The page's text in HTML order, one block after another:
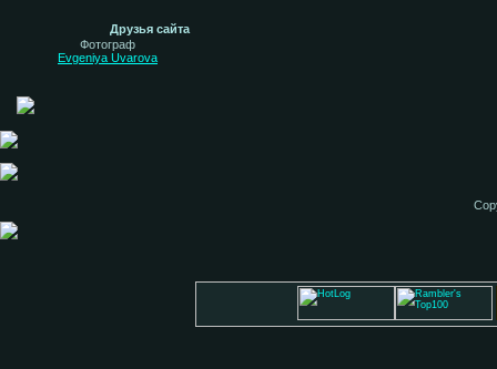
Друзья сайта
Фотограф
Evgeniya Uvarova